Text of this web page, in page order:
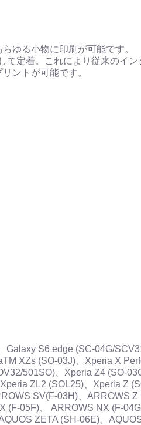
ゆる小物に印刷が可能です。
て定着。これにより従来のイ
ントが可能です。
Galaxy S6 edge (SC-04G/
XZs (SO-03J)、Xperia X
501SO)、Xperia Z4 (SO-
ZL2 (SOL25)、Xperia Z
SV(F-03H)、ARROWS
05F)、 ARROWS NX (F-
ZETA (SH-06E)、